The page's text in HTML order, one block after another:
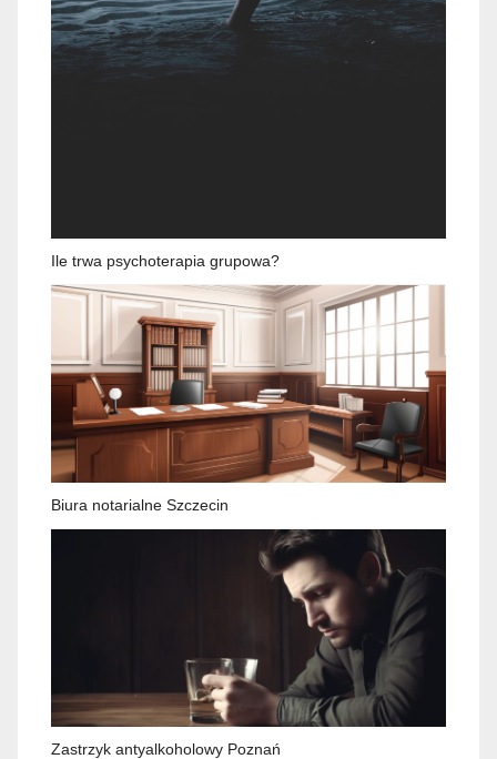
Ile trwa psychoterapia grupowa?
Biura notarialne Szczecin
Zastrzyk antyalkoholowy Poznań